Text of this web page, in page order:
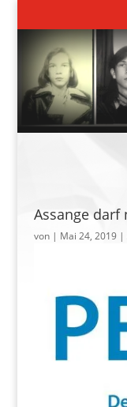
Assange
von | Mai 24, 2019|